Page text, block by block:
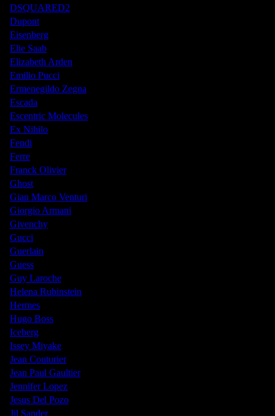
DSQUARED2
Dupont
Eisenberg
Elie Saab
Elizabeth Arden
Emilio Pucci
Ermenegildo Zegna
Escada
Escentric Molecules
Ex Nihilo
Fendi
Ferre
Franck Olivier
Ghost
Gian Marco Venturi
Giorgio Armani
Givenchy
Gucci
Guerlain
Guess
Guy Laroche
Helena Rubinstein
Hermes
Hugo Boss
Iceberg
Issey Miyake
Jean Couturier
Jean Paul Gaultier
Jennifer Lopez
Jesus Del Pozo
Jil Sander